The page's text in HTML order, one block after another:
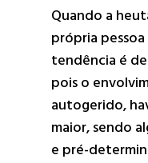
Quando a
própria
tendência é
pois o
autogerido,
maior, sendo
e pré-